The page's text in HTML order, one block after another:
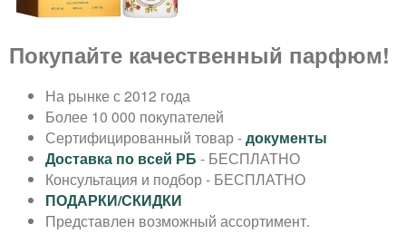
ф
ю
м
р
х
Покупайте качественный парфюм!
На рынке с 2012 года
Более 10 000 покупателей
Сертифицированный товар -документы
Доставка по всей РБ - БЕСПЛАТНО
Консультация и подбор - БЕСПЛАТНО
ПОДАРКИ/СКИДКИ
Представлен возможный ассортимент.